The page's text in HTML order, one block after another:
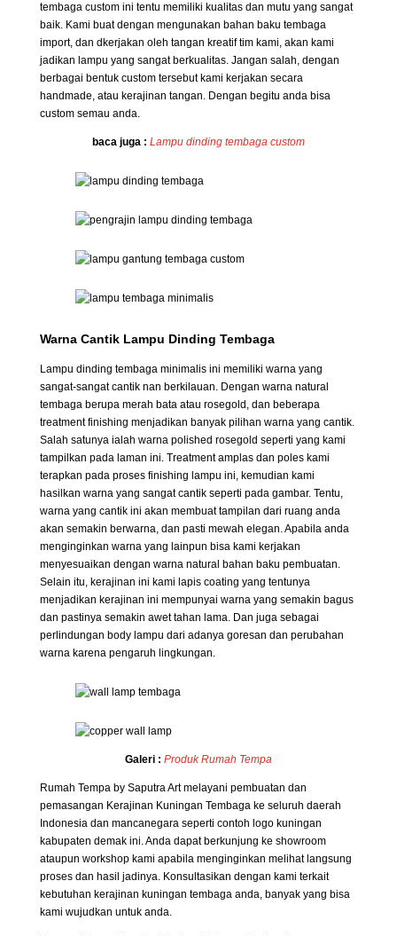
tembaga custom ini tentu memiliki kualitas dan mutu yang sangat
baik. Kami buat dengan mengunakan bahan baku tembaga
import, dan dkerjakan oleh tangan kreatif tim kami, akan kami
jadikan lampu yang sangat berkualitas. Jangan salah, dengan
berbagai bentuk custom tersebut kami kerjakan secara
handmade, atau kerajinan tangan. Dengan begitu anda bisa
custom semau anda.
baca juga : Lampu dinding tembaga custom
Warna Cantik Lampu Dinding Tembaga
Lampu dinding tembaga minimalis ini memiliki warna yang
sangat-sangat cantik nan berkilauan. Dengan warna natural
tembaga berupa merah bata atau rosegold, dan beberapa
treatment finishing menjadikan banyak pilihan warna yang cantik.
Salah satunya ialah warna polished rosegold seperti yang kami
tampilkan pada laman ini. Treatment amplas dan poles kami
terapkan pada proses finishing lampu ini, kemudian kami
hasilkan warna yang sangat cantik seperti pada gambar. Tentu,
warna yang cantik ini akan membuat tampilan dari ruang anda
akan semakin berwarna, dan pasti mewah elegan. Apabila anda
menginginkan warna yang lainpun bisa kami kerjakan
menyesuaikan dengan warna natural bahan baku pembuatan.
Selain itu, kerajinan ini kami lapis coating yang tentunya
menjadikan kerajinan ini mempunyai warna yang semakin bagus
dan pastinya semakin awet tahan lama. Dan juga sebagai
perlindungan body lampu dari adanya goresan dan perubahan
warna karena pengaruh lingkungan.
Galeri : Produk Rumah Tempa
Rumah Tempa by Saputra Art melayani pembuatan dan
pemasangan Kerajinan Kuningan Tembaga ke seluruh daerah
Indonesia dan mancanegara seperti contoh logo kuningan
kabupaten demak ini. Anda dapat berkunjung ke showroom
ataupun workshop kami apabila menginginkan melihat langsung
proses dan hasil jadinya. Konsultasikan dengan kami terkait
kebutuhan kerajinan kuningan tembaga anda, banyak yang bisa
kami wujudkan untuk anda.